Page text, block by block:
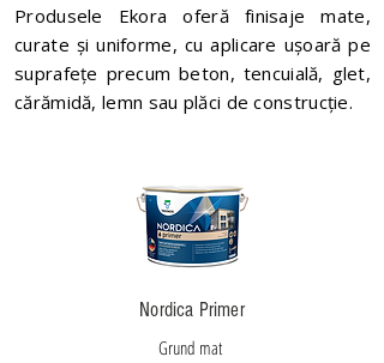
Produsele Ekora oferă finisaje mate,
curate și uniforme, cu aplicare ușoară pe
suprafețe precum beton, tencuială, glet,
cărămidă, lemn sau plăci de construcție.
Nordica Primer
Grund mat